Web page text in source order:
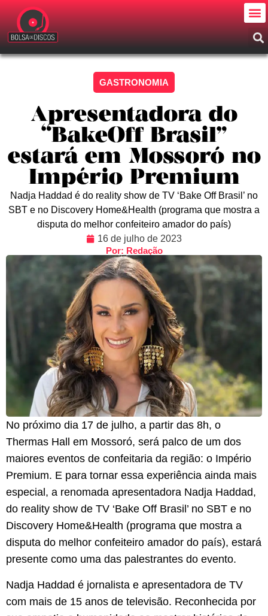
GASTRONOMIA
Apresentadora do
“BakeOff Brasil”
estará em Mossoró no
Império Premium
Nadja Haddad é do reality show de TV ‘Bake Off Brasil’ no
SBT e no Discovery Home&Health (programa que mostra a
disputa do melhor confeiteiro amador do país)
16 de julho de 2023
Por: Redação
No próximo dia 17 de julho, a partir das 8h, o
Thermas Hall em Mossoró, será palco de um dos
maiores eventos de confeitaria da região: o Império
Premium. E para tornar essa experiência ainda mais
especial, a renomada apresentadora Nadja Haddad,
do reality show de TV ‘Bake Off Brasil’ no SBT e no
Discovery Home&Health (programa que mostra a
disputa do melhor confeiteiro amador do país), estará
presente como uma das palestrantes do evento.
Nadja Haddad é jornalista e apresentadora de TV
com mais de 15 anos de televisão. Reconhecida por